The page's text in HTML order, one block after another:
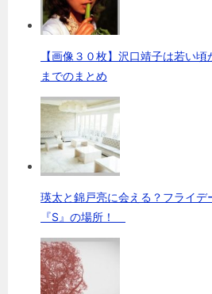
【画像３０枚】沢口靖子は若い
までのまとめ
瑛太と錦戸亮に会える？フライデ
『S』の場所！